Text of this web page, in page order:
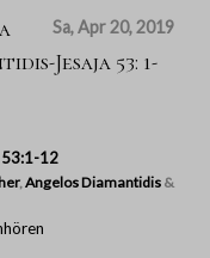
Sa, Apr 20, 2019
Jesaja 53: 1-
53:1-12
, Angelos Diamantidis &